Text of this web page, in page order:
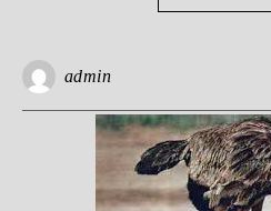
admin